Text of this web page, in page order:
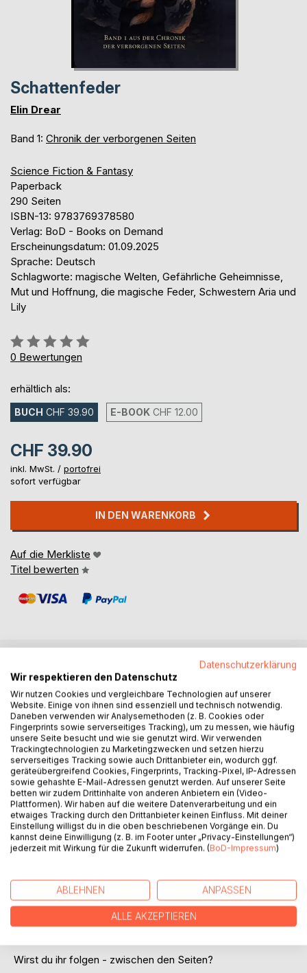
Schattenfeder
Elin Drear
Band 1: Chronik der verborgenen Seiten
Science Fiction & Fantasy
Paperback
290 Seiten
ISBN-13: 9783769378580
Verlag: BoD - Books on Demand
Erscheinungsdatum: 01.09.2025
Sprache: Deutsch
Schlagworte: magische Welten, Gefährliche Geheimnisse,
Mut und Hoffnung, die magische Feder, Schwestern Aria und
Lily
Bewertung::
0%
0 Bewertungen
erhältlich als:
BUCH CHF 39.90 E-BOOK CHF 12.00
CHF 39.90
inkl. MwSt. / portofrei
sofort verfügbar
IN DEN WARENKORB
Auf die Merkliste
Titel bewerten
BESCHREIBUNG
Ein magischer Stift. Eine verschwundene Schwester, Eine
Welt aus vergessenen
Geschichten.
Aria wollte nur zeichnen. In Ruhe sein. Sich verlieren in
Linien und Schatten, Doch als ihre kleine Schwester Lily
durch ein von ihr erschaffenes Bild verschwindet, beginnt
ein düsteres Abenteuer. Im Reich der Verborgenen Seiten,
wo Worte Macht haben und Schatten aus Tinte geboren
sind, muss Aria lernen, gegen ihre Ängste anzukämpfen-
Geführt nur von einer leuchtenden Feder und einem Fuchs
aus ihren Skizzen, begibt sie sich auf eine gefährliche
Reise zwischen Geschichten, die nie zu Ende erzählt
wurden.
Wirst du ihr folgen - zwischen den Seiten?
Datenschutzerklärung
Wir respektieren den Datenschutz
Wir nutzen Cookies und vergleichbare Technologien auf unserer
Website. Einige von ihnen sind essenziell und technisch notwendig.
Daneben verwenden wir Analysemethoden (z. B. Cookies oder
Fingerprints sowie serverseitiges Tracking), um zu messen, wie häufig
unsere Seite besucht und wie sie genutzt wird. Wir verwenden
Trackingtechnologien zu Marketingzwecken und setzen hierzu
serverseitiges Tracking sowie auch Drittanbieter ein, wodurch ggf.
geräteübergreifend Cookies, Fingerprints, Tracking-Pixel, IP-Adressen
sowie gehashte E-Mail-Adressen genutzt werden. Auf unserer Seite
betten wir zudem Drittinhalte von anderen Anbietern ein (Video-
Plattformen). Wir haben auf die weitere Datenverarbeitung und ein
etwaiges Tracking durch den Drittanbieter keinen Einfluss. Mit deiner
Einstellung willigst du in die oben beschriebenen Vorgänge ein. Du
kannst deine Einwilligung (z. B. im Footer unter „Privacy-Einstellungen“)
jederzeit mit Wirkung für die Zukunft widerrufen. (BoD-Impressum)
ABLEHNEN ANPASSEN
ALLE AKZEPTIEREN